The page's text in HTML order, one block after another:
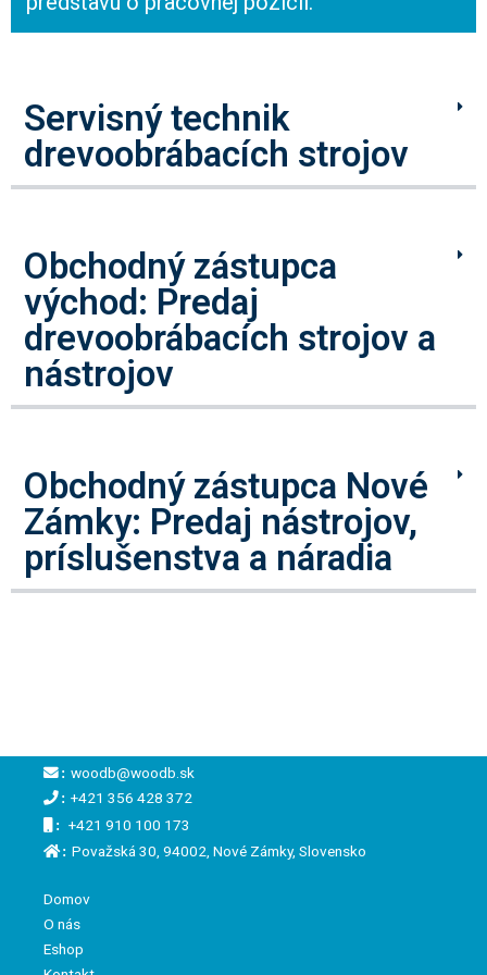
Servisný technik
drevoobrábacích strojov
Obchodný zástupca
východ: Predaj
drevoobrábacích strojov a
nástrojov
Obchodný zástupca Nové
Zámky: Predaj nástrojov,
príslušenstva a náradia
: woodb@woodb.sk
: +421 356 428 372
: +421 910 100 173
: Považská 30, 94002, Nové Zámky, Slovensko
Domov
O nás
Eshop